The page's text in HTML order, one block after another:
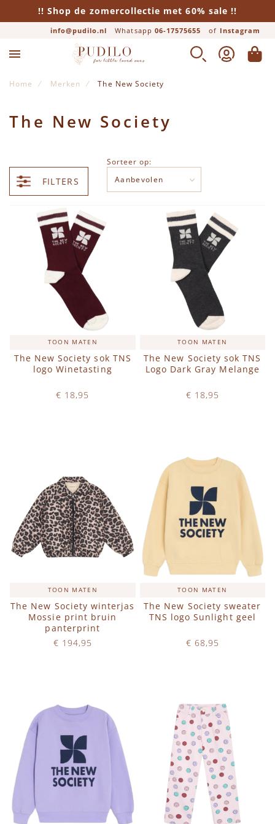
!! Shop de zomercollectie met 60% sale !!
info@pudilo.nl Whatsapp 06-17575655 of Instagram
ZOEK ACCOUNT
Home Merken The New Society
The New Society
FILTERS
Sorteer op:
TOON MATEN
The New Society sok TNS
logo Winetasting
€ 18,95
TOON MATEN
The New Society sok TNS
Logo Dark Gray Melange
€ 18,95
TOON MATEN
The New Society winterjas
Mossie print bruin
panterprint
€ 194,95
TOON MATEN
The New Society sweater
TNS logo Sunlight geel
€ 68,95